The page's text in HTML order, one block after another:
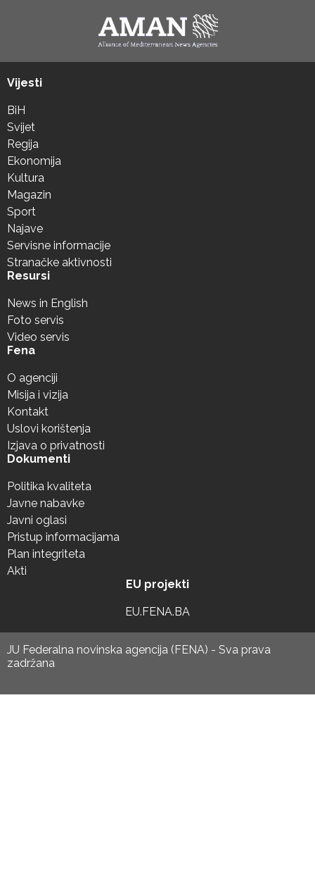
Vijesti
BiH
Svijet
Regija
Ekonomija
Kultura
Magazin
Sport
Najave
Servisne informacije
Stranačke aktivnosti
Resursi
News in English
Foto servis
Video servis
Fena
O agenciji
Misija i vizija
Kontakt
Uslovi korištenja
Izjava o privatnosti
Dokumenti
Politika kvaliteta
Javne nabavke
Javni oglasi
Pristup informacijama
Plan integriteta
Akti
EU projekti
EU.FENA.BA
JU Federalna novinska agencija (FENA) - Sva prava
zadržana